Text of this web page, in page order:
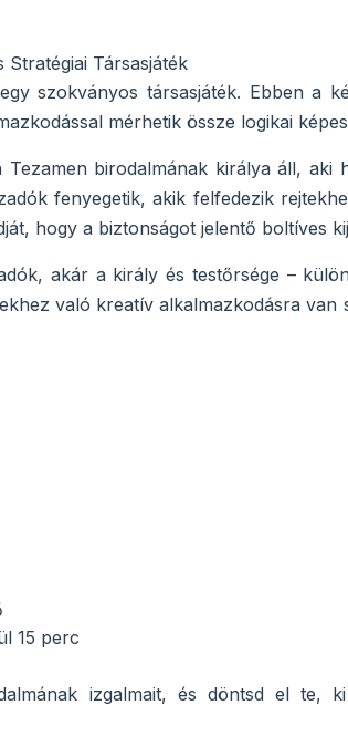
Stratégiai Társasjáték
szokványos társasjáték. Ebben a
mérhetik össze logikai
birodalmának királya áll,
fenyegetik, akik felfedezik
hogy a biztonságot jelentő boltíves
akár a király és testőrsége –
való kreatív alkalmazkodásra van
15 perc
izgalmait, és döntsd el te,